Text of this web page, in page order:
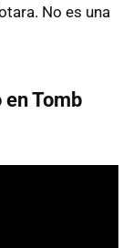
No es una
Tomb